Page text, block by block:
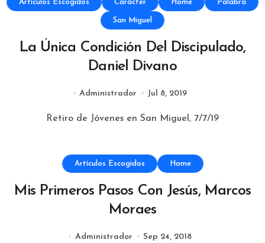
Artículos Escogidos Carácter Home Palabra
San Miguel
La Única Condición Del Discipulado,
Daniel Divano
Administrador Jul 8, 2019
Retiro de Jóvenes en San Miguel, 7/7/19
Artículos Escogidos Home
Mis Primeros Pasos Con Jesús, Marcos
Moraes
Administrador Sep 24, 2018